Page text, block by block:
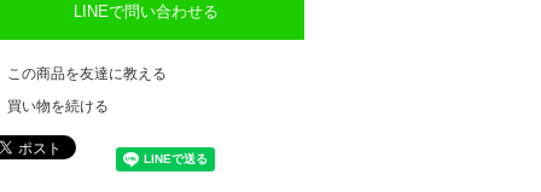
LINEで問い合わせる
この商品を友達に教える
買い物を続ける